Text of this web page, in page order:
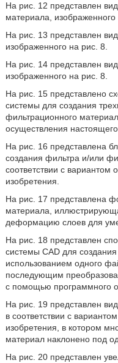
На рис. 12 представлен
материала, изображенного
На рис. 13 представлен
изображенного на рис. 8.
На рис. 14 представлен
изображенного на рис. 8.
На рис. 15 представлено
системы для создания
фильтрационного
осуществления настоящего
На рис. 16 представлена
создания фильтра и/или
соответствии с вариантом
изобретения.
На рис. 17 представлена
материала,
деформацию слоев для
На рис. 18 представлен
системы CAD для
использованием одного
последующим
с помощью программного
На рис. 19 представлен
в соответствии с
изобретения, в котором
материал наклонено под
На рис. 20 представлен